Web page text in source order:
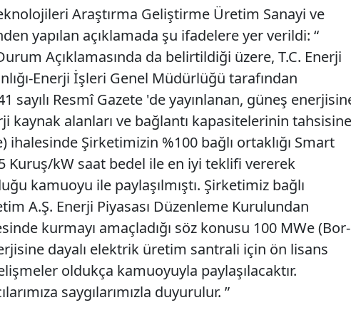
Araştırma Geliştirme Üretim Sanayi ve
yapılan açıklamada şu ifadelere yer verildi: “
Açıklamasında da belirtildiği üzere, T.C. Enerji
Enerji İşleri Genel Müdürlüğü tarafından
sayılı Resmî Gazete 'de yayınlanan, güneş
kaynak alanları ve bağlantı kapasitelerinin tahsisine
ihalesinde Şirketimizin %100 bağlı ortaklığı Smart
Kuruş/kW saat bedel ile en iyi teklifi vererek
kamuoyu ile paylaşılmıştı. Şirketimiz bağlı
A.Ş. Enerji Piyasası Düzenleme Kurulundan
kurmayı amaçladığı söz konusu 100 MWe (Bor-
dayalı elektrik üretim santrali için ön lisans
oldukça kamuoyuyla paylaşılacaktır.
saygılarımızla duyurulur. ”